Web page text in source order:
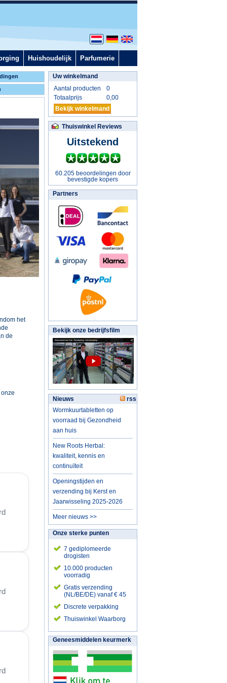
Huishoudelijk Parfumerie
het
de
Uw winkelmand
Aantal producten
0
Totaalprijs
0,00
Bekijk winkelmand
Thuiswinkel Reviews
Uitstekend
60.205 beoordelingen door
bevestigde kopers
Partners
Bekijk onze bedrijfsfilm
Nieuws
rss
Wormkuurtabletten op
voorraad bij Gezondheid
aan huis
New Roots Herbal:
kwaliteit, kennis en
continuïteit
Openingstijden en
verzending bij Kerst en
Jaarwisseling 2025-2026
Meer nieuws >>
Onze sterke punten
7 gediplomeerde
drogisten
10.000 producten
voorradig
Gratis verzending
(NL/BE/DE) vanaf € 45
Discrete verpakking
Thuiswinkel Waarborg
Geneesmiddelen keurmerk